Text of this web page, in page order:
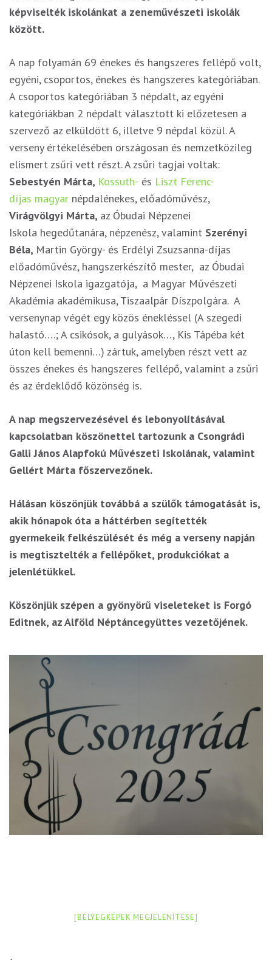
képviselték iskolánkat a zeneművészeti iskolák
között.
A nap folyamán 69 énekes és hangszeres fellépő volt,
egyéni, csoportos, énekes és hangszeres kategóriában.
A csoportos kategóriában 3 népdalt, az egyéni
kategóriákban 2 népdalt választott ki előzetesen a
szervező az elküldött 6, illetve 9 népdal közül. A
verseny értékelésében országosan és nemzetközileg
elismert zsűri vett részt. A zsűri tagjai voltak:
Sebestyén Márta, Kossuth- és Liszt Ferenc-
díjas magyar népdalénekes, előadóművész,
Virágvölgyi Márta, az Óbudai Népzenei
Iskola hegedűtanára, népzenész, valamint Szerényi
Béla, Martin György- és Erdélyi Zsuzsanna-díjas
előadóművész, hangszerkészítő mester, az Óbudai
Népzenei Iskola igazgatója, a Magyar Művészeti
Akadémia akadémikusa, Tiszaalpár Díszpolgára. A
versenynap végét egy közös énekléssel (A szegedi
halastó….; A csikósok, a gulyások…, Kis Tápéba két
úton kell bemenni…) zártuk, amelyben részt vett az
összes énekes és hangszeres fellépő, valamint a zsűri
és az érdeklődő közönség is.
A nap megszervezésével és lebonyolításával
kapcsolatban köszönettel tartozunk a Csongrádi
Galli János Alapfokú Művészeti Iskolának, valamint
Gellért Márta főszervezőnek.
Hálásan köszönjük továbbá a szülők támogatását is,
akik hónapok óta a háttérben segítették
gyermekeik felkészülését és még a verseny napján
is megtisztelték a fellépőket, produkciókat a
jelenlétükkel.
Köszönjük szépen a gyönyörű viseleteket is Forgó
Editnek, az Alföld Néptáncegyüttes vezetőjének.
[BÉLYEGKÉPEK MEGJELENÍTÉSE]